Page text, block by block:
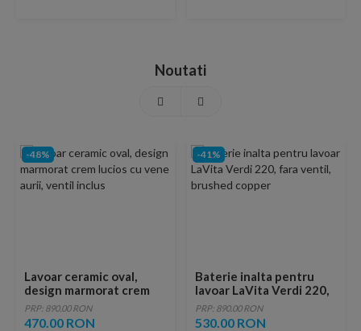
Noutati
-48%
Lavoar ceramic oval,
design marmorat crem
lucios cu vene aurii,
ventil inclus
PRP: 890.00 RON
470.00 RON
-41%
Baterie inalta pentru
lavoar LaVita Verdi 220,
fara ventil, brushed
copper
PRP: 890.00 RON
530.00 RON